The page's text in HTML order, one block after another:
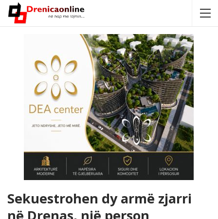
Sekuestrohen dy armë zjarri
në Drenas, një person